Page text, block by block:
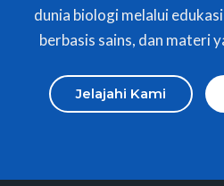
dunia biologi melalui
berbasis sains, dan materi
Jelajahi Kami